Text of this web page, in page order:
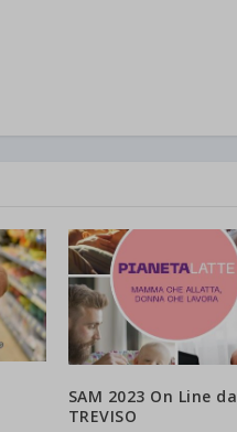
SAM 2023 On Line da
TREVISO